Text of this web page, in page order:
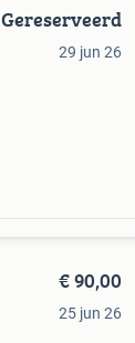
Gereserveerd
29 jun 26
€ 90,00
25 jun 26